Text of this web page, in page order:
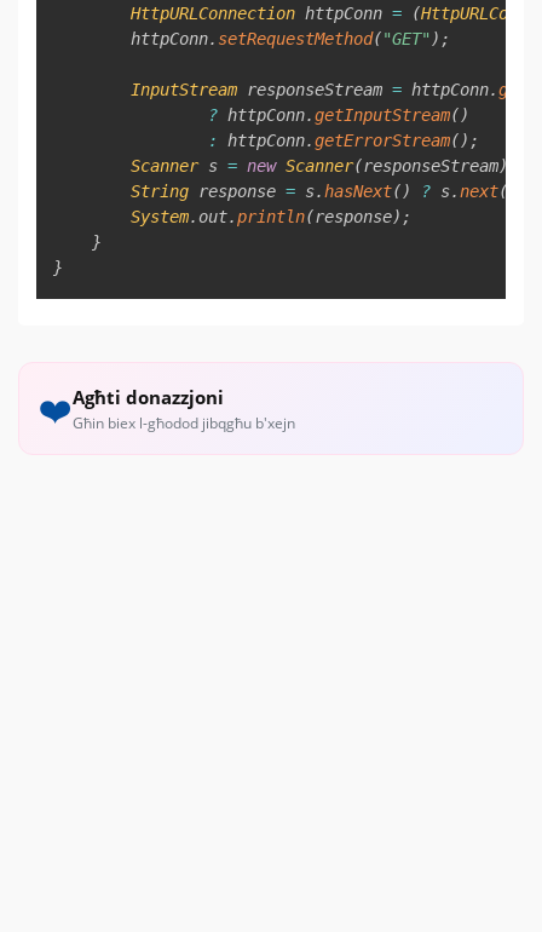
HttpURLConnection httpConn = (
        httpConn
. setRequestMethod("GET" ) ;
InputStream responseStream = httpConn.
? httpConn.getInputStream()
:
httpConn.getErrorStream() ;
Scanner s = new Scanner(responseStream)
String response = s.hasNext() ? s.next(
System.out.println(response) ;
}
}
❤️Agħti donazzjoni
Għin biex l-għodod jibqgħu b'xejn